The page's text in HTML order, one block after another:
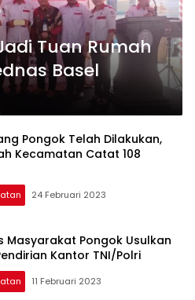
Tuan Rumah
Basel
Pongok Telah Dilakukan,
Kecamatan Catat 108
24 Februari 2023
Masyarakat Pongok Usulkan
Kantor TNI/Polri
11 Februari 2023